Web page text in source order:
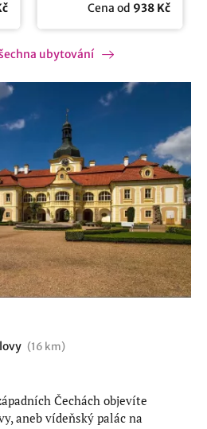
Cena od 938 Kč
ubytování
(16 km)
Čechách objevíte
aneb vídeňský palác na